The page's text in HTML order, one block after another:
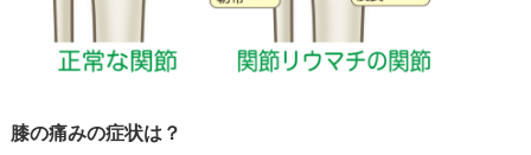
膝の痛みの症状は？